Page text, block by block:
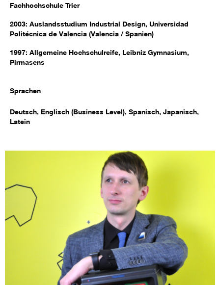
Fachhochschule Trier
2003: Auslandsstudium Industrial Design, Universidad
Politécnica de Valencia (Valencia / Spanien)
1997: Allgemeine Hochschulreife, Leibniz Gymnasium,
Pirmasens
Sprachen
Deutsch, Englisch (Business Level), Spanisch, Japanisch,
Latein